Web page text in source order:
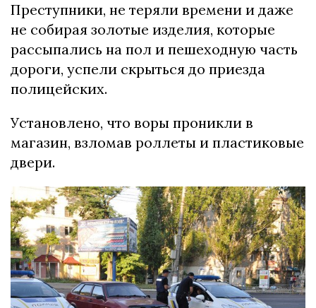
Преступники, не теряли времени и даже
не собирая золотые изделия, которые
рассыпались на пол и пешеходную часть
дороги, успели скрыться до приезда
полицейских.
Установлено, что воры проникли в
магазин, взломав роллеты и пластиковые
двери.